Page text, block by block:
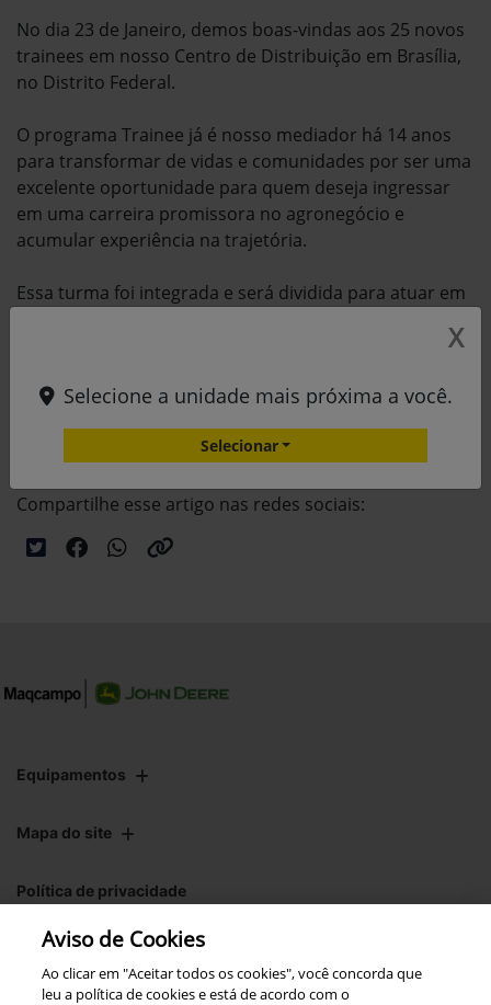
No dia 23 de Janeiro, demos boas-vindas aos 25 novos
trainees em nosso Centro de Distribuição em Brasília,
no Distrito Federal.
O programa Trainee já é nosso mediador há 14 anos
para transformar de vidas e comunidades por ser uma
excelente oportunidade para quem deseja ingressar
em uma carreira promissora no agronegócio e
acumular experiência na trajetória.
Essa turma foi integrada e será dividida para atuar em
Estamos contentes e desejamos sucesso nesta jornada
Compartilhe esse artigo nas redes sociais:
Equipamentos
Mapa do site
Política de privacidade
CNPJ: 00.970.771/0004-54
X
Selecione a unidade mais próxima a você.
Selecionar
Aviso de Cookies
Ao clicar em "Aceitar todos os cookies", você concorda que
leu a política de cookies e está de acordo com o